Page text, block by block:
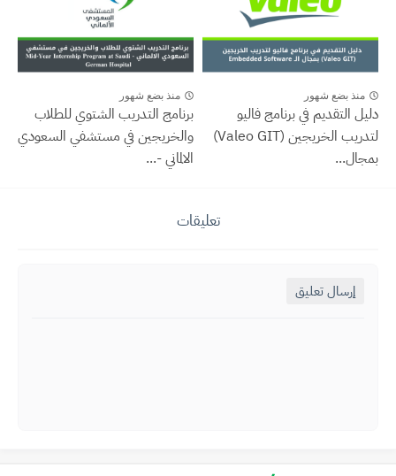
منذ بضع شهور
دليل التقديم في برنامج فاليو
لتدريب الخريجين (Valeo GIT)
بمجال...
منذ بضع شهور
برنامج التدريب الشتوي للطلاب
والخريجين في مستشفي السعودي
الالماني -...
تعليقات
إرسال تعليق